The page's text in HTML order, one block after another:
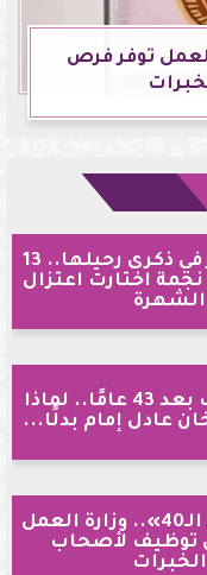
وزارة العمل توفر فرص
سناء مظهر في ذكرى رحيلها.. 13
اختارت اعتزال
الشهرة
فيلم الحريف بعد 43 عامًا.. لماذا
عادل إمام بدلًا...
مبادرة «فوق الـ40».. وزارة العمل
توظيف لأصحاب
الخبرات